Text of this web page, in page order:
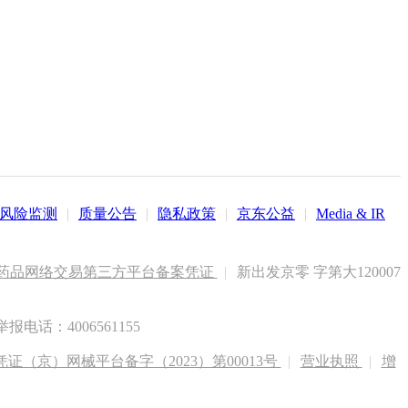
风险监测 | 质量公告 | 隐私政策 | 京东公益 | Media & IR
品网络交易第三方平台备案凭证 |
新出发京零 字第大120007
报电话：4006561155
证（京）网械平台备字（2023）第00013号 | 营业执照 |
增